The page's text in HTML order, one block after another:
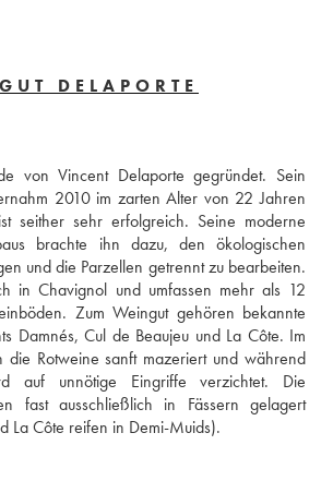
DELAPORTE
von Vincent Delaporte gegründet. Sein
2010 im zarten Alter von 22 Jahren
seither sehr erfolgreich. Seine moderne
brachte ihn dazu, den ökologischen
und die Parzellen getrennt zu bearbeiten.
in Chavignol und umfassen mehr als 12
Zum Weingut gehören bekannte
Damnés, Cul de Beaujeu und La Côte. Im
Rotweine sanft mazeriert und während
auf unnötige Eingriffe verzichtet. Die
fast ausschließlich in Fässern gelagert